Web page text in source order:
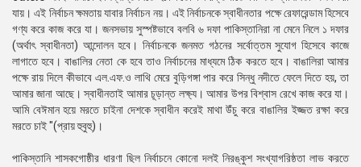
যায়। এই নির্বাচন ক্ষমতায় যাবার নির্বাচন নয়। এই নির্বাচনকে স্বাধীনতার পক্ষে রেফারেন্ডাম হিসেবে
গণ্য করে কাজ করে যা। জনসভায় সুস্পষ্টভাবে বলবি ৬ দফা পাকিস্তানিরা না মেনে নিলে ১ দফার
(অর্থাৎ স্বাধীনতা) আন্দোলন হবে। নির্বাচনকে জনমত গঠনের সর্বোত্তম সুযোগ হিসেবে কাজে
লাগাতে হবে। বাঙালির নেতা কে হবে তাও নির্বাচনের মাধ্যমে ঠিক করতে হবে। বাঙালিরা আমার
পক্ষে রায় দিলে কীভাবে এল.এফ.ও লাথি মেরে বুড়িগঙ্গা পার করে সিন্ধু নদীতে ফেলে দিতে হয়, তা
আমার জানা আছে। স্বাধীনতাই আমার চূড়ান্ত লক্ষ্য। আমার উপর বিশ্বাস রেখে কাজ করে যা।
আমি বেঈমান হয়ে মরতে চাইনা দেশকে স্বাধীন করেই মাথা উঁচু করে বাঙালির ইজ্জত রক্ষা করে
মরতে চাই "(প্রায় হুবুহু)।
পাকিস্তানি শাসকগোষ্ঠীর ধারণা ছিল নির্বাচনে কোনো দলই নিরঙ্কুশ সংখ্যাগরিষ্ঠতা লাভ করতে